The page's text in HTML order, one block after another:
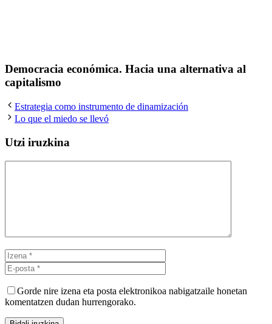
Democracia económica. Hacia una alternativa al
capitalismo
Estrategia como instrumento de dinamización
Lo que el miedo se llevó
Utzi iruzkina
Izena
posta
Gorde nire izena eta posta elektronikoa nabigatzaile honetan
komentatzen dudan hurrengorako.